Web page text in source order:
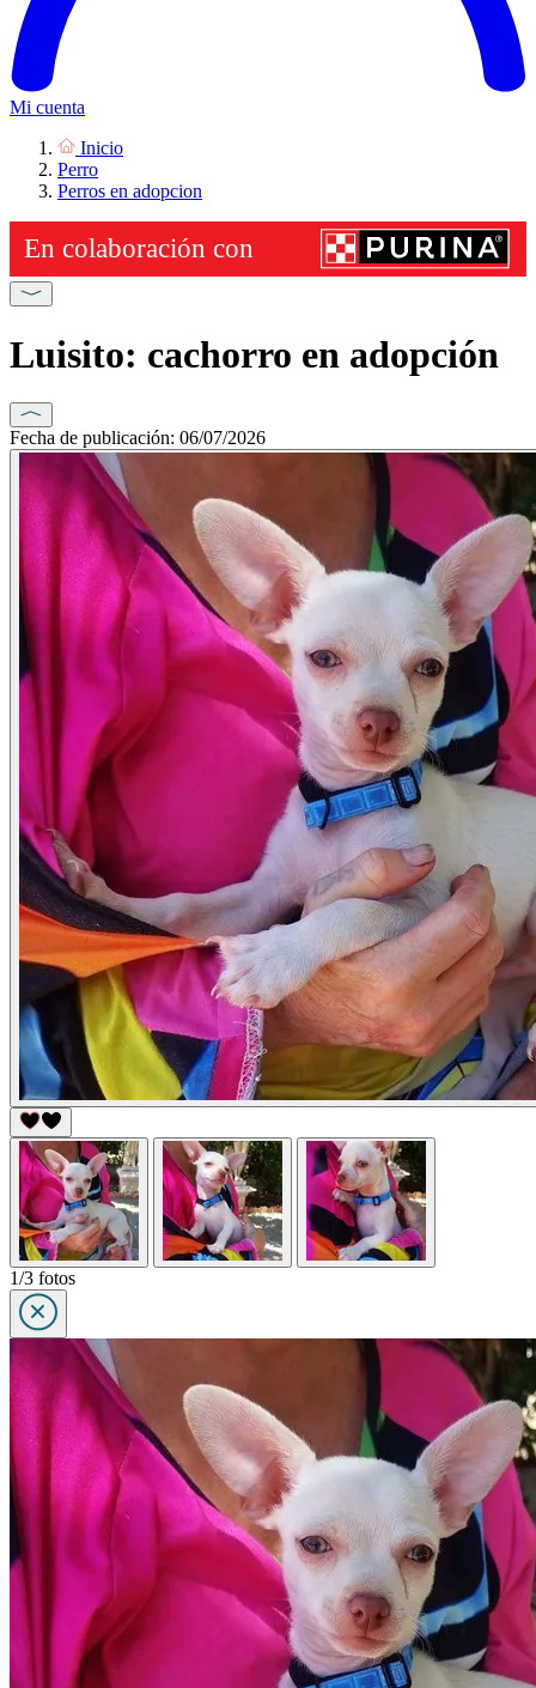
Mi cuenta
Inicio
Perro
Perros en adopcion
Luisito: cachorro en adopción
Fecha de publicación: 06/07/2026
1/3 fotos